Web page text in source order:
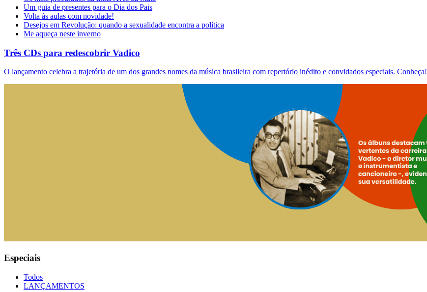
Um guia de presentes para o Dia dos Pais
Volta às aulas com novidade!
Desejos em Revolução: quando a sexualidade encontra a política
Me aqueça neste inverno
Três CDs para redescobrir Vadico
O lançamento celebra a trajetória de um dos grandes nomes da música brasileira com repertório inédito e convidados especiais. Conheça!
Especiais
Todos
LANÇAMENTOS